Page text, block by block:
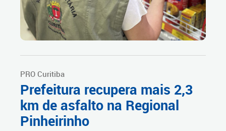
PRO Curitiba
Prefeitura recupera mais 2,3
km de asfalto na Regional
Pinheirinho